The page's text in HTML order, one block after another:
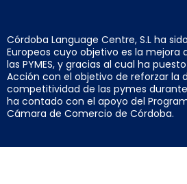
Córdoba Language Centre, S.L ha
Europeos cuyo objetivo es la
las PYMES, y gracias al cual ha
Acción con el objetivo de reforzar la
competitividad de las pymes
ha contado con el apoyo del
Cámara de Comercio de Córdoba.